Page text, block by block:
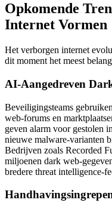
Opkomende
Internet Vormen
Het verborgen internet
dit moment het meest
AI-Aangedreven
Beveiligingsteams
web-forums en
geven alarm voor gestolen
nieuwe malware-varianten
Bedrijven zoals Recorded
miljoenen dark web-
bredere threat intelligence-